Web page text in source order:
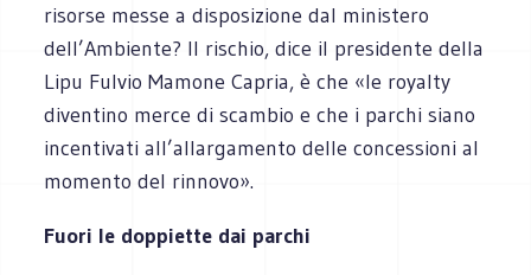
risorse messe a disposizione dal ministero
dell’Ambiente? Il rischio, dice il presidente della
Lipu Fulvio Mamone Capria, è che «le royalty
diventino merce di scambio e che i parchi siano
incentivati all’allargamento delle concessioni al
momento del rinnovo».
Fuori le doppiette dai parchi